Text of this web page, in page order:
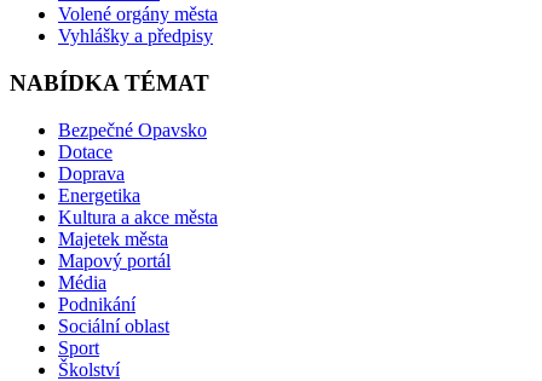
Volené orgány města
Vyhlášky a předpisy
NABÍDKA TÉMAT
Bezpečné Opavsko
Dotace
Doprava
Energetika
Kultura a akce města
Majetek města
Mapový portál
Média
Podnikání
Sociální oblast
Sport
Školství